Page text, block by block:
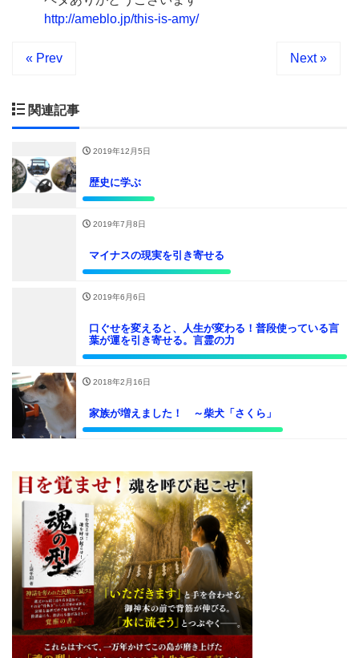
http://ameblo.jp/this-is-amy/
« Prev Next »
関連記事
2019年12月5日
歴史に学ぶ
2019年7月8日
マイナスの現実を引き寄せる
2019年6月6日
口ぐせを変えると、人生が変わる！普段使っている言
葉が運を引き寄せる。言霊の力
2018年2月16日
家族が増えました！ ～柴犬「さくら」